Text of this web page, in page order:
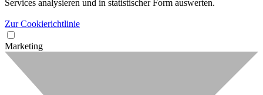
Services analysieren und in statistischer Form auswerten.
Zur Cookierichtlinie
Marketing